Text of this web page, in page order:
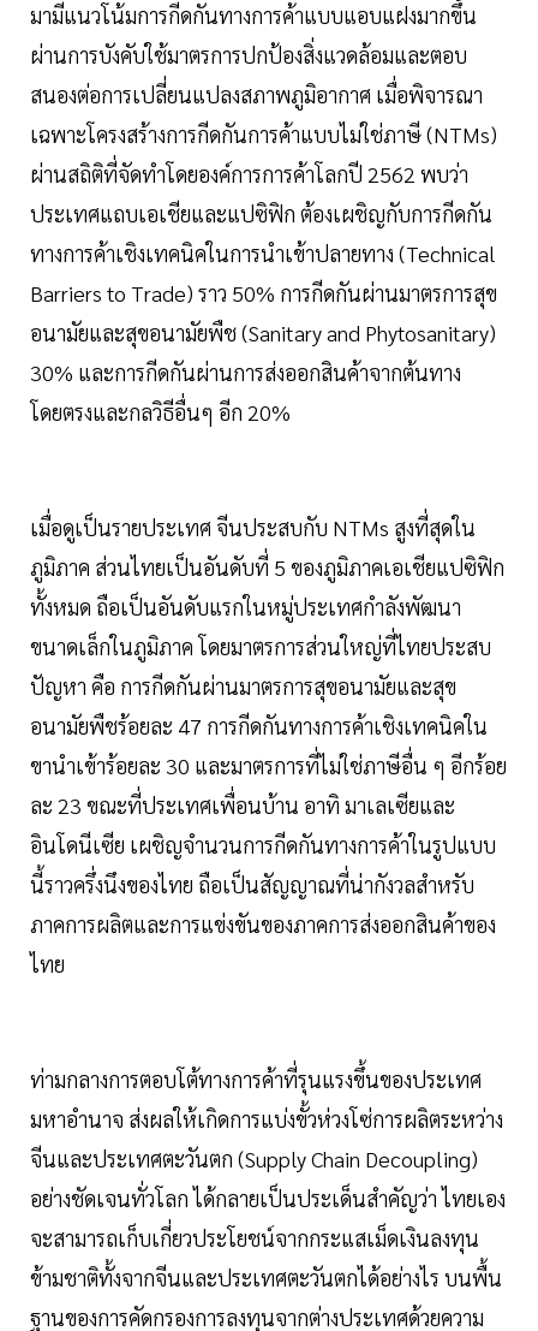
มามีแนวโน้มการกีดกันทางการค้าแบบแอบแฝงมากขึ้น
ผ่านการบังคับใช้มาตรการปกป้องสิ่งแวดล้อมและตอบ
สนองต่อการเปลี่ยนแปลงสภาพภูมิอากาศ เมื่อพิจารณา
เฉพาะโครงสร้างการกีดกันการค้าแบบไม่ใช่ภาษี (NTMs)
ผ่านสถิติที่จัดทำโดยองค์การการค้าโลกปี 2562 พบว่า
ประเทศแถบเอเชียและแปซิฟิก ต้องเผชิญกับการกีดกัน
ทางการค้าเชิงเทคนิคในการนำเข้าปลายทาง (Technical
Barriers to Trade) ราว 50% การกีดกันผ่านมาตรการสุข
อนามัยและสุขอนามัยพืช (Sanitary and Phytosanitary)
30% และการกีดกันผ่านการส่งออกสินค้าจากต้นทาง
โดยตรงและกลวิธีอื่นๆ อีก 20%
เมื่อดูเป็นรายประเทศ จีนประสบกับ NTMs สูงที่สุดใน
ภูมิภาค ส่วนไทยเป็นอันดับที่ 5 ของภูมิภาคเอเชียแปซิฟิก
ทั้งหมด ถือเป็นอันดับแรกในหมู่ประเทศกำลังพัฒนา
ขนาดเล็กในภูมิภาค โดยมาตรการส่วนใหญ่ที่ไทยประสบ
ปัญหา คือ การกีดกันผ่านมาตรการสุขอนามัยและสุข
อนามัยพืชร้อยละ 47 การกีดกันทางการค้าเชิงเทคนิคใน
ขานำเข้าร้อยละ 30 และมาตรการที่ไม่ใช่ภาษีอื่น ๆ อีกร้อย
ละ 23 ขณะที่ประเทศเพื่อนบ้าน อาทิ มาเลเซียและ
อินโดนีเซีย เผชิญจำนวนการกีดกันทางการค้าในรูปแบบ
นี้ราวครึ่งนึงของไทย ถือเป็นสัญญาณที่น่ากังวลสำหรับ
ภาคการผลิตและการแข่งขันของภาคการส่งออกสินค้าของ
ไทย
ท่ามกลางการตอบโต้ทางการค้าที่รุนแรงขึ้นของประเทศ
มหาอำนาจ ส่งผลให้เกิดการแบ่งขั้วห่วงโซ่การผลิตระหว่าง
จีนและประเทศตะวันตก (Supply Chain Decoupling)
อย่างชัดเจนทั่วโลก ได้กลายเป็นประเด็นสำคัญว่า ไทยเอง
จะสามารถเก็บเกี่ยวประโยชน์จากกระแสเม็ดเงินลงทุน
ข้ามชาติทั้งจากจีนและประเทศตะวันตกได้อย่างไร บนพื้น
ฐานของการคัดกรองการลงทุนจากต่างประเทศด้วยความ